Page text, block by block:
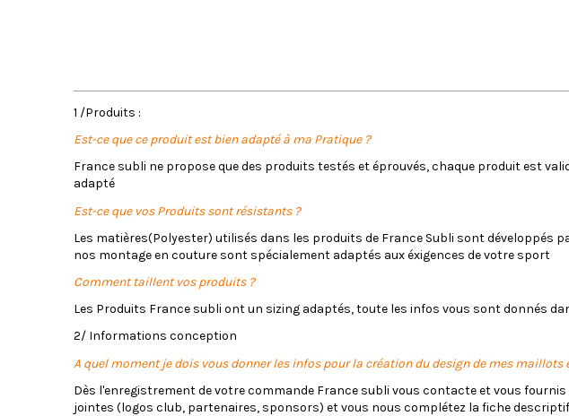
1 /Produits :
Est-ce que ce produit est bien adapté à ma Pratique ?
France subli ne propose que des produits testés et éprouvés, chaque produit est
adapté
Est-ce que vos Produits sont résistants ?
Les matières(Polyester) utilisés dans les produits de France Subli sont
nos montage en couture sont spécialement adaptés aux éxigences de votre sport
Comment taillent vos produits ?
Les Produits France subli ont un sizing adaptés, toute les infos vous sont donnés
2/ Informations conception
A quel moment je dois vous donner les infos pour la création du design de mes maillots
Dès l'enregistrement de votre commande France subli vous contacte et vous
jointes (logos club, partenaires, sponsors) et vous nous complétez la fiche